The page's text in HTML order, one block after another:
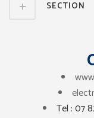
SECTION
Tel : 07